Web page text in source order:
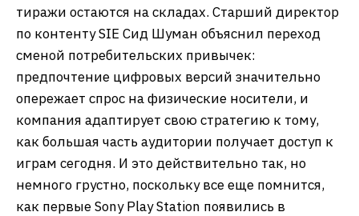
тиражи остаются на складах. Старший директор
по контенту SIE Сид Шуман объяснил переход
сменой потребительских привычек:
предпочтение цифровых версий значительно
опережает спрос на физические носители, и
компания адаптирует свою стратегию к тому,
как большая часть аудитории получает доступ к
играм сегодня. И это действительно так, но
немного грустно, поскольку все еще помнится,
как первые Sony Play Station появились в